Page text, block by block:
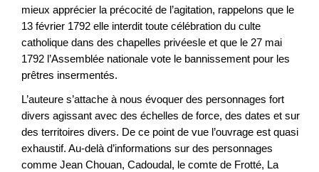
mieux apprécier la précocité de l’agitation, rappelons que le
13 février 1792 elle interdit toute célébration du culte
catholique dans des chapelles privéesle et que le 27 mai
1792 l’Assemblée nationale vote le bannissement pour les
prêtres insermentés.
L’auteure s’attache à nous évoquer des personnages fort
divers agissant avec des échelles de force, des dates et sur
des territoires divers. De ce point de vue l’ouvrage est quasi
exhaustif. Au-delà d’informations sur des personnages
comme Jean Chouan, Cadoudal, le comte de Frotté, La